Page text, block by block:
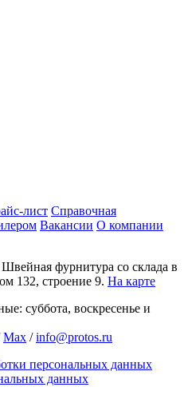
лист Справочная
Вакансии О компании
Швейная фурнитура со склада в
132, строение 9. На карте
суббота, воскресенье и
Max /info@protos.ru
персональных данных
данных